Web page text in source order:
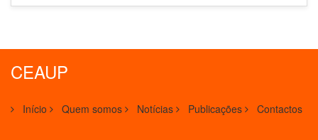
CEAUP
Início Quem somos Notícias Publicações Contactos